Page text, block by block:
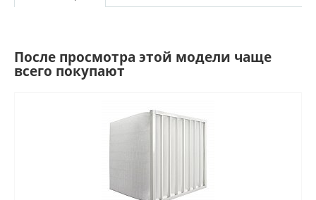
После просмотра этой модели чаще
всего покупают